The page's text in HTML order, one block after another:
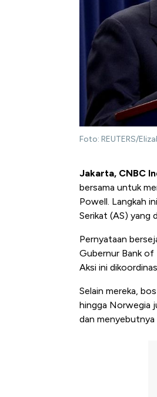
Foto: REUTERS/
Jakarta, CNBC
bersama untuk
Powell. Langkah
Serikat (AS) yang
Pernyataan
Gubernur Bank of
Aksi ini
Selain mereka,
hingga Norwegia
dan menyebutnya